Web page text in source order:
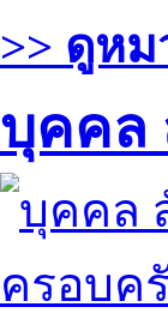
>> ดูห
บุคคล
ครอบค